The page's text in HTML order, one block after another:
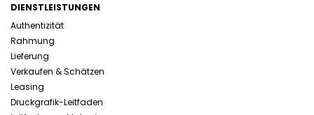
DIENSTLEISTUNGEN
Authentizität
Rahmung
Lieferung
Verkaufen & Schätzen
Leasing
Druckgrafik-Leitfaden